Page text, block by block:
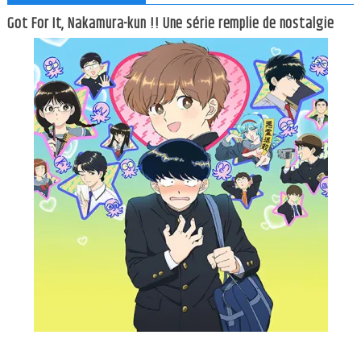
Got For It, Nakamura-kun !! Une série remplie de nostalgie